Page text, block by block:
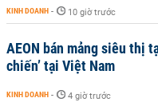
KINH DOANH - 10 giờ trước
AEON bán mảng siêu thị
chiến’ tại Việt Nam
KINH DOANH - 4 giờ trước